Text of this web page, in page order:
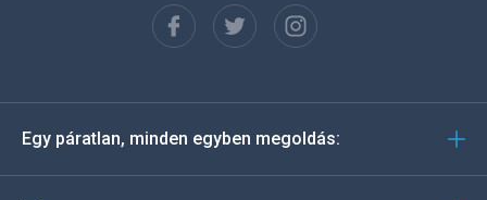
Español
Deutsch
Egy páratlan, minden egyben megoldás: